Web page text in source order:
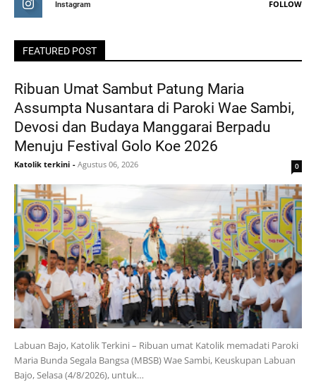
Instagram FOLLOW
FEATURED POST
Ribuan Umat Sambut Patung Maria
Assumpta Nusantara di Paroki Wae Sambi,
Devosi dan Budaya Manggarai Berpadu
Menuju Festival Golo Koe 2026
Katolik terkini - Agustus 06, 2026 0
Labuan Bajo, Katolik Terkini – Ribuan umat Katolik memadati Paroki
Maria Bunda Segala Bangsa (MBSB) Wae Sambi, Keuskupan Labuan
Bajo, Selasa (4/8/2026), untuk…